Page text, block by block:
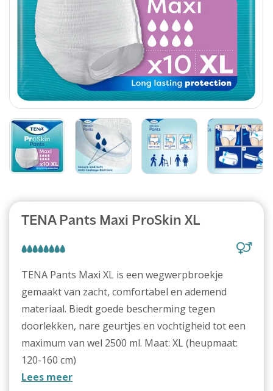
Abonnement
TENA Pants Maxi ProSkin XL
TENA Pants Maxi XL is een wegwerpbroekje
gemaakt van zacht, comfortabel en ademend
materiaal. Biedt goede bescherming tegen
doorlekken, nare geurtjes en vochtigheid tot een
maximum van wel 2500 ml. Maat: XL (heupmaat:
120-160 cm)
Lees meer